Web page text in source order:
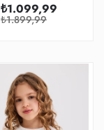
₺1.099,99
₺1.899,99